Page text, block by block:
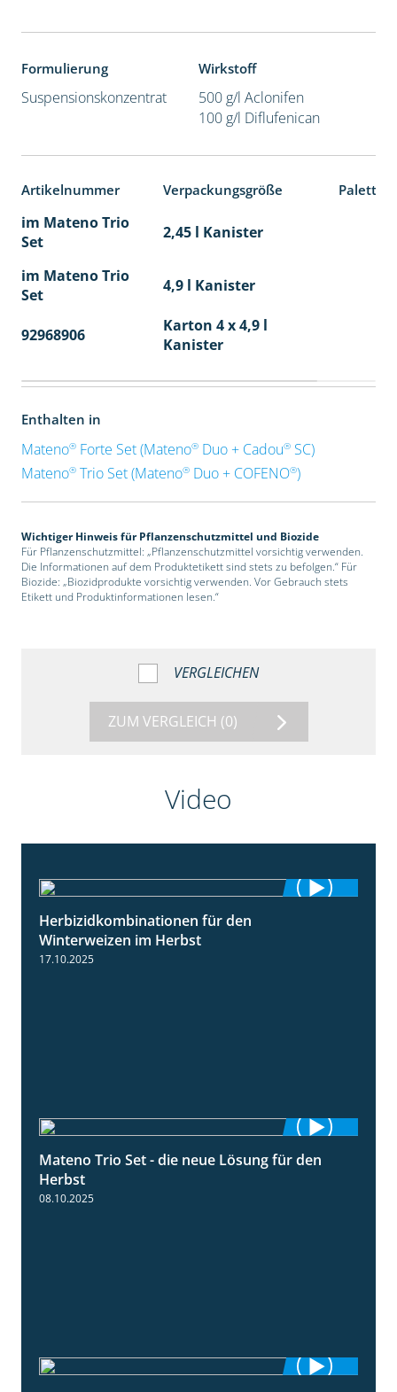
Formulierung
Suspensionskonzentrat
Wirkstoff
500 g/l Aclonifen
100 g/l Diflufenican
Artikelnummer Verpackungsgröße
im Mateno Trio
Set
2,45 l Kanister
im Mateno Trio
Set
4,9 l Kanister
92968906
Karton 4 x 4,9 l
Kanister
Enthalten in
Mateno®Forte Set (Mateno®Duo + Cadou®SC)
Mateno®Trio Set (Mateno®Duo + COFENO®)
Wichtiger Hinweis für Pflanzenschutzmittel und Biozide
Für Pflanzenschutzmittel: „Pflanzenschutzmittel vorsichtig verwenden.
Die Informationen auf dem Produktetikett sind stets zu befolgen.“ Für
Biozide: „Biozidprodukte vorsichtig verwenden. Vor Gebrauch stets
Etikett und Produktinformationen lesen.“
VERGLEICHEN
ZUM VERGLEICH (0)
Video
Herbizidkombinationen für den
Winterweizen im Herbst
17.10.2025
2:22
Mateno Trio Set - die neue Lösung für den
Herbst
08.10.2025